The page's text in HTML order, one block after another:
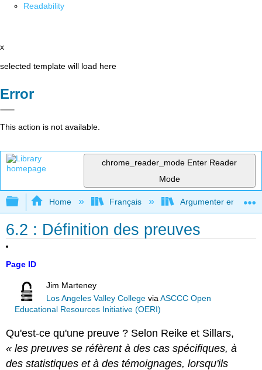
Readability
x
selected template will load here
Error
This action is not available.
chrome_reader_mode Enter Reader
Mode
Expand/collapse global hierarchy
Home Français Argumenter en
6.2 : Définition des preuves
Page ID
Jim Marteney
Los Angeles Valley College viaASCCC Open
Educational Resources Initiative (OERI)
Qu'est-ce qu'une preuve ? Selon Reike et Sillars,
« les preuves se réfèrent à des cas spécifiques, à
des statistiques et à des témoignages, lorsqu'ils